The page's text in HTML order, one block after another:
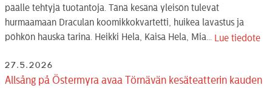
päälle tehtyjä tuotantoja. Tänä kesänä yleisön tulevat
hurmaamaan Draculan koomikkokvartetti, huikea lavastus ja
pöhkön hauska tarina. Heikki Hela, Kaisa Hela, Mia...
Lue tiedote
27.5.2026
Allsång på Östermyra avaa Törnävän kesäteatterin kauden